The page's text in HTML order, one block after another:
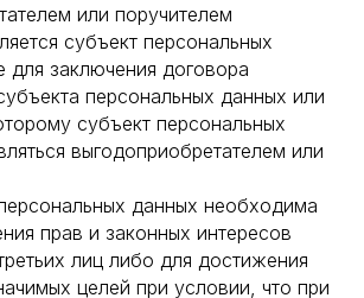
или поручителем
субъект персональных
для заключения договора
персональных данных или
субъект персональных
выгодоприобретателем или
данных необходима
прав и законных интересов
лиц либо для достижения
целей при условии, что при